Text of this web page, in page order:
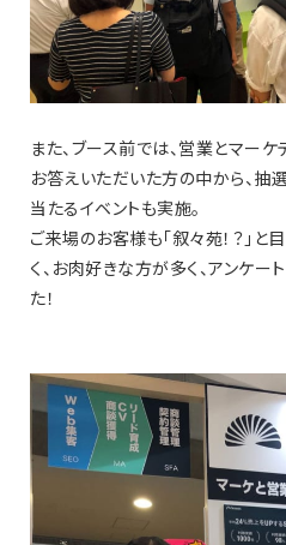
また、ブース前では、営業とマー
お答えいただいた方の中から、
当たるイベントも実施。
ご来場のお客様も「叙々苑！？」
く、お肉好きな方が多く、アンケ
た！